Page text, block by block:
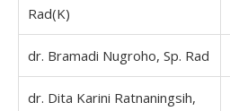
Rad(K)
dr. Bramadi Nugroho, Sp. Rad
dr. Dita Karini Ratnaningsih,